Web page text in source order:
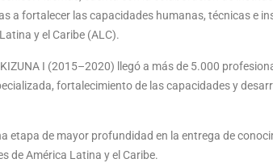
a fortalecer las capacidades humanas, técnicas e
y el Caribe (ALC).
I (2015–2020) llegó a más de 5.000
fortalecimiento de las capacidades y
etapa de mayor profundidad en la entrega de
de América Latina y el Caribe.